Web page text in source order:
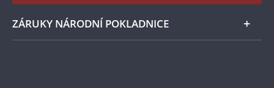
Instagram Národní Pokladnice
ZÁRUKY NÁRODNÍ POKLADNICE